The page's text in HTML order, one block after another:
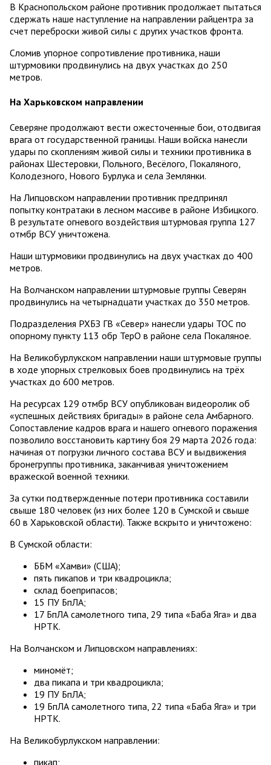
В Краснопольском районе противник продолжает пытаться
сдержать наше наступление на направлении райцентра за
счет переброски живой силы с других участков фронта.
Сломив упорное сопротивление противника, наши
штурмовики продвинулись на двух участках до 250
метров.
На Харьковском направлении
Северяне продолжают вести ожесточенные бои, отодвигая
врага от государственной границы. Наши войска нанесли
удары по скоплениям живой силы и техники противника в
районах Шестеровки, Польного, Весёлого, Покаляного,
Колодезного, Нового Бурлука и села Землянки.
На Липцовском направлении противник предпринял
попытку контратаки в лесном массиве в районе Избицкого.
В результате огневого воздействия штурмовая группа 127
отмбр ВСУ уничтожена.
Наши штурмовики продвинулись на двух участках до 400
метров.
На Волчанском направлении штурмовые группы Северян
продвинулись на четырнадцати участках до 350 метров.
Подразделения РХБЗ ГВ «Север» нанесли удары ТОС по
опорному пункту 113 обр ТерО в районе села Покаляное.
На Великобурлукском направлении наши штурмовые группы
в ходе упорных стрелковых боев продвинулись на трёх
участках до 600 метров.
На ресурсах 129 отмбр ВСУ опубликован видеоролик об
«успешных действиях бригады» в районе села Амбарного.
Сопоставление кадров врага и нашего огневого поражения
позволило восстановить картину боя 29 марта 2026 года:
начиная от погрузки личного состава ВСУ и выдвижения
бронегруппы противника, заканчивая уничтожением
вражеской военной техники.
За сутки подтвержденные потери противника составили
свыше 180 человек (из них более 120 в Сумской и свыше
60 в Харьковской области). Также вскрыто и уничтожено:
В Сумской области:
ББМ «Хамви» (США);
пять пикапов и три квадроцикла;
склад боеприпасов;
15 ПУ БпЛА;
17 БпЛА самолетного типа, 29 типа «Баба Яга» и два
НРТК.
На Волчанском и Липцовском направлениях:
миномёт;
два пикапа и три квадроцикла;
19 ПУ БпЛА;
19 БпЛА самолетного типа, 22 типа «Баба Яга» и три
НРТК.
На Великобурлукском направлении:
пикап;